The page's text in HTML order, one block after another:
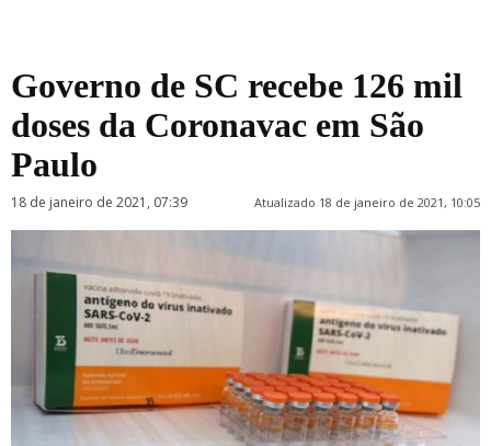
Governo de SC recebe 126 mil
doses da Coronavac em São
Paulo
18 de janeiro de 2021, 07:39 Atualizado 18 de janeiro de 2021, 10:05